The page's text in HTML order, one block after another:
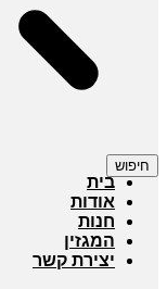
חיפוש
בית
אודות
חנות
המגזין
יצירת קשר